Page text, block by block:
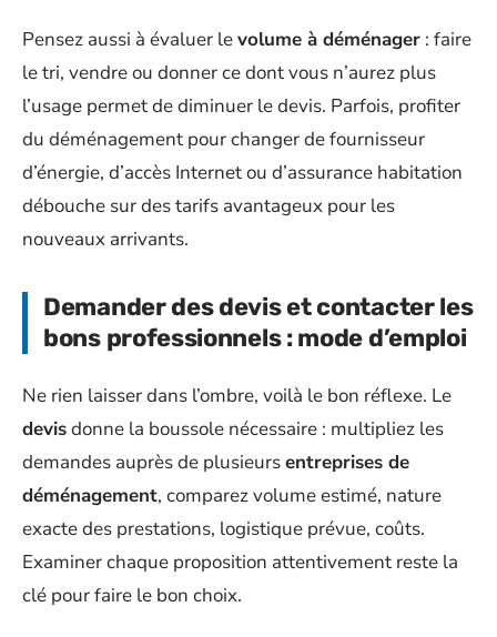
Pensez aussi à évaluer levolume à déménager : faire
le tri, vendre ou donner ce dont vous n’aurez plus
l’usage permet de diminuer le devis. Parfois, profiter
du déménagement pour changer de fournisseur
d’énergie, d’accès Internet ou d’assurance habitation
débouche sur des tarifs avantageux pour les
nouveaux arrivants.
Demander des devis et contacter les
bons professionnels : mode d’emploi
Ne rien laisser dans l’ombre, voilà le bon réflexe. Le
devisdonne la boussole nécessaire : multipliez les
demandes auprès de plusieursentreprises de
déménagement, comparez volume estimé, nature
exacte des prestations, logistique prévue, coûts.
Examiner chaque proposition attentivement reste la
clé pour faire le bon choix.